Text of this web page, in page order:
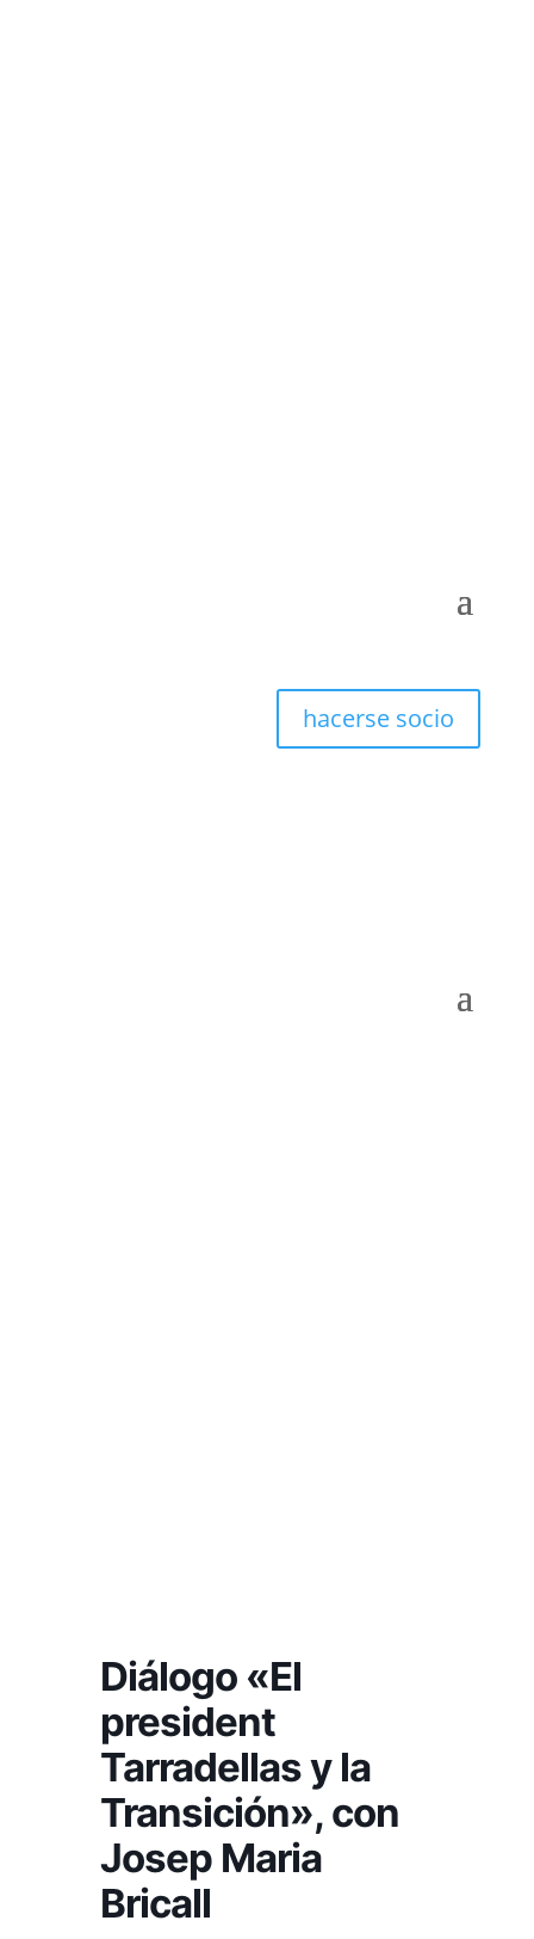
hacerse socio
Diálogo «El
president
Tarradellas y la
Transición», con
Josep Maria
Bricall